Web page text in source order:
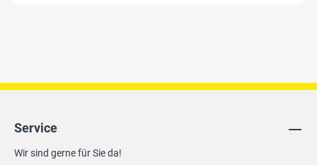
Service
Wir sind gerne für Sie da!